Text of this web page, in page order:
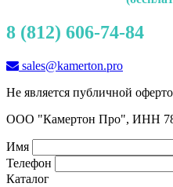
8 (812) 606-74-84
sales@kamerton.pro
Не является публичной
ООО "Камертон Про", ИНН
Имя
Телефон
Каталог